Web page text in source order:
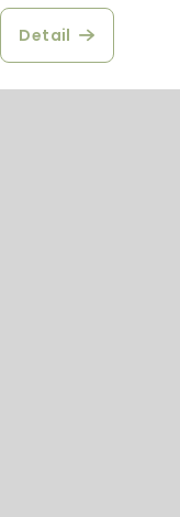
Detail